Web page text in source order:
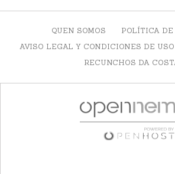
QUEN SOMOS
POLÍTICA DE
AVISO LEGAL Y CONDICIONES DE USO
RECUNCHOS DA